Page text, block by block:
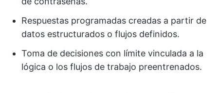
Respuestas programadas creadas a partir de
datos estructurados o flujos definidos.
Toma de decisiones con límite vinculada a la
lógica o los flujos de trabajo preentrenados.